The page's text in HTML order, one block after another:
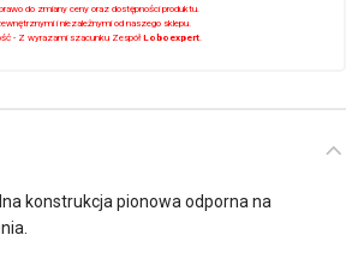
do zmiany ceny oraz dostępności produktu.
i niezależnymi od naszego sklepu.
- Z wyrazami szacunku Zespół Loboexpert.
konstrukcja pionowa odporna na